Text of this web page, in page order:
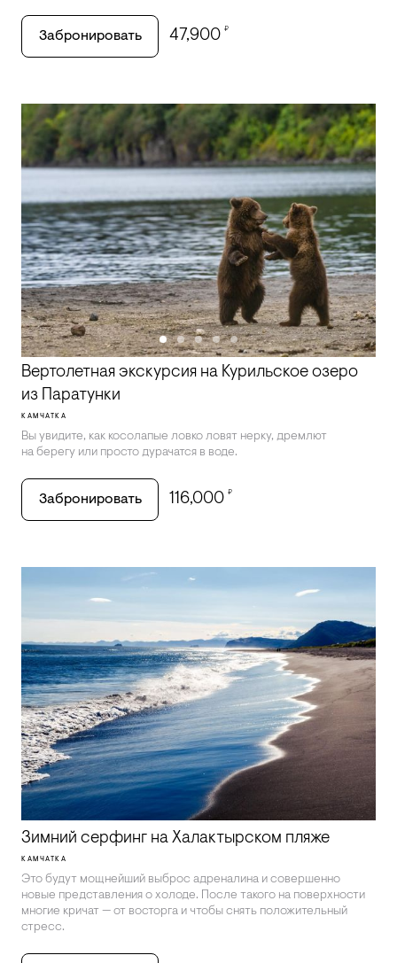
Забронировать 47,900 ₽
Вертолетная экскурсия на Курильское озеро
из Паратунки
КАМЧАТКА
Вы увидите, как косолапые ловко ловят нерку, дремлют
на берегу или просто дурачатся в воде.
Забронировать 116,000 ₽
Зимний серфинг на Халактырском пляже
КАМЧАТКА
Это будут мощнейший выброс адреналина и совершенно
новые представления о холоде. После такого на поверхности
многие кричат — от восторга и чтобы снять положительный
стресс.